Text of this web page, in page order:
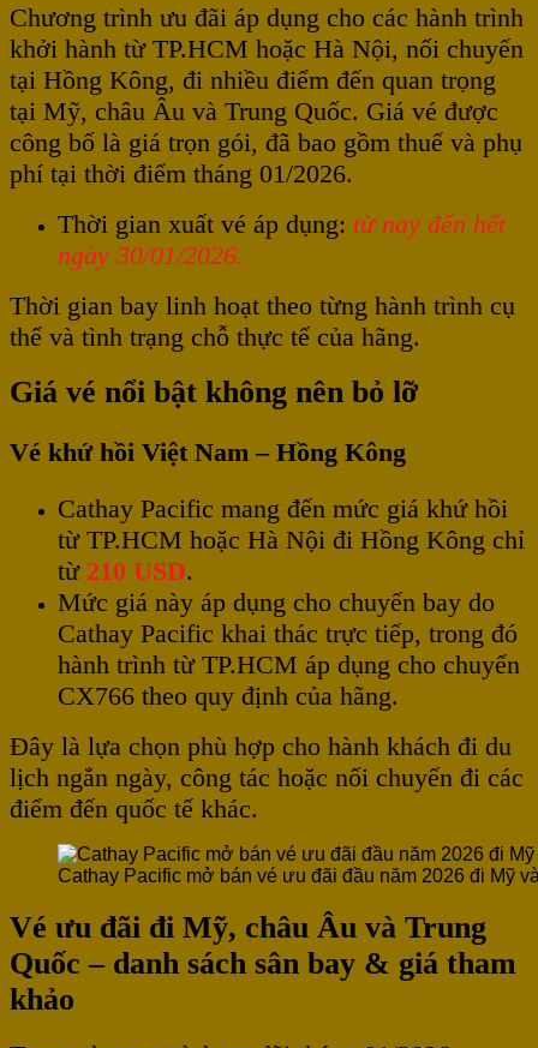
Chương trình ưu đãi áp dụng cho các hành trình
khởi hành từ TP.HCM hoặc Hà Nội, nối chuyến
tại Hồng Kông, đi nhiều điểm đến quan trọng
tại Mỹ, châu Âu và Trung Quốc. Giá vé được
công bố là giá trọn gói, đã bao gồm thuế và phụ
phí tại thời điểm tháng 01/2026.
Thời gian xuất vé áp dụng: từ nay đến hết
ngày 30/01/2026.
Thời gian bay linh hoạt theo từng hành trình cụ
thể và tình trạng chỗ thực tế của hãng.
Giá vé nổi bật không nên bỏ lỡ
Vé khứ hồi Việt Nam – Hồng Kông
Cathay Pacific mang đến mức giá khứ hồi
từ TP.HCM hoặc Hà Nội đi Hồng Kông chỉ
từ 210 USD.
Mức giá này áp dụng cho chuyến bay do
Cathay Pacific khai thác trực tiếp, trong đó
hành trình từ TP.HCM áp dụng cho chuyến
CX766 theo quy định của hãng.
Đây là lựa chọn phù hợp cho hành khách đi du
lịch ngắn ngày, công tác hoặc nối chuyến đi các
điểm đến quốc tế khác.
Cathay Pacific mở bán vé ưu đãi đầu năm 2026 đi Mỹ
Vé ưu đãi đi Mỹ, châu Âu và Trung
Quốc – danh sách sân bay & giá tham
khảo